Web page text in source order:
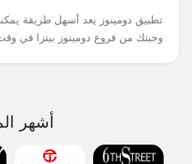
تطبيق دومينوز يعد أسهل طريقة
وجبتك من فروع دومينوز بيتزا في
أشهر